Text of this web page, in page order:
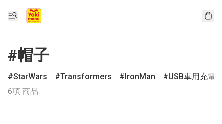
#帽子
StarWars Transformers IronMan
USB車用充電
6項 商品